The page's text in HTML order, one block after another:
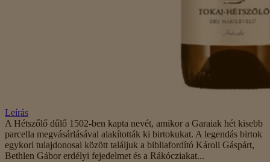
Leírás
A Hétszőlő dűlő 1502-ben kapta nevét, amikor a Garaiak hét kisebb
parcella megvásárlásával alakították ki birtokukat. A legendás birtok
egykori tulajdonosai között találjuk a bibliafordító Károli Gáspárt,
Bethlen Gábor erdélyi fejedelmet és a Rákócziakat...